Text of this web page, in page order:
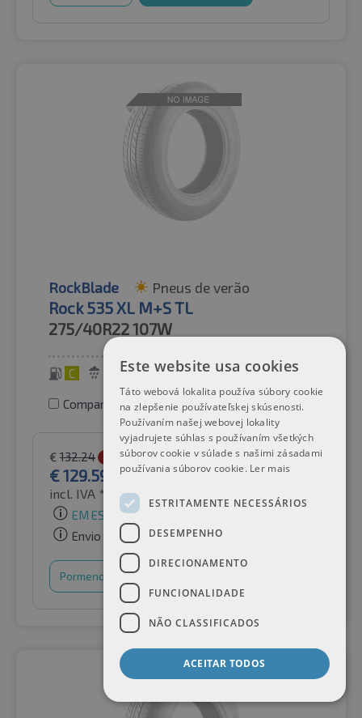
RockBlade Pneus de verão
Rock 535 XL M+S TL
275/40R22107W
C 72 dB
Comparar pneus
€ 132.24 -2%
€129.59
incl. IVA * por Auto-Raifen GmbH
EM ESTOQUE
Envio gratuito
Pormenores
Este website usa cookies
Táto webová lokalita používa súbory cookie
na zlepšenie používateľskej skúsenosti.
Používaním našej webovej lokality
vyjadrujete súhlas s používaním všetkých
súborov cookie v súlade s našimi zásadami
používania súborov cookie. Ler mais
ESTRITAMENTE NECESSÁRIOS
DESEMPENHO
DIRECIONAMENTO
FUNCIONALIDADE
NÃO CLASSIFICADOS
ACEITAR TODOS